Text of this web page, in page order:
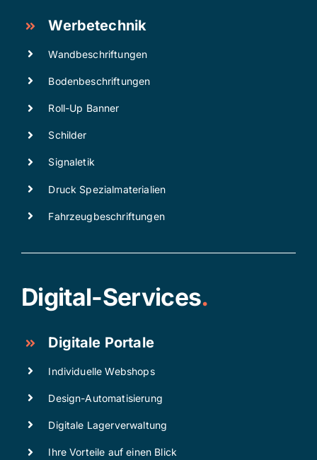
Werbetechnik
Wandbeschriftungen
Bodenbeschriftungen
Roll-Up Banner
Schilder
Signaletik
Druck Spezialmaterialien
Fahrzeugbeschriftungen
Digital-Services.
Digitale Portale
Individuelle Webshops
Design-Automatisierung
Digitale Lagerverwaltung
Ihre Vorteile auf einen Blick